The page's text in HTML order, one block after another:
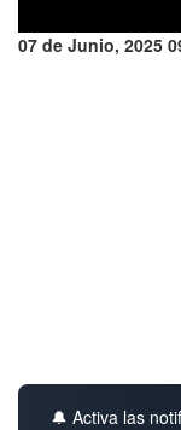
07 de Junio, 2025
🔔 Activa las